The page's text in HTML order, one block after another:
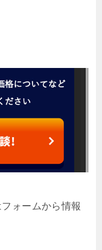
ォームから情報